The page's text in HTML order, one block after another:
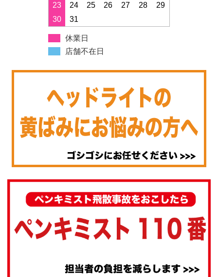
23
24 25 26 27 28
29
30
31
休業日
店舗不在日